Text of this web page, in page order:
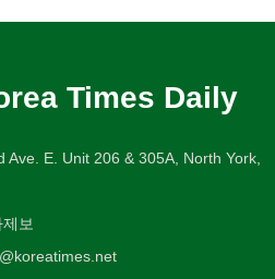
Times Daily
Ave. E. Unit 206 & 305A, North York,
보